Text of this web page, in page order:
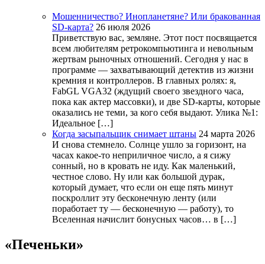
Мошенничество? Инопланетяне? Или бракованная
SD-карта? 26 июля 2026
Приветствую вас, земляне. Этот пост посвящается
всем любителям ретрокомпьютинга и невольным
жертвам рыночных отношений. Сегодня у нас в
программе — захватывающий детектив из жизни
кремния и контроллеров. В главных ролях: я,
FabGL VGA32 (ждущий своего звездного часа,
пока как актер массовки), и две SD-карты, которые
оказались не теми, за кого себя выдают. Улика №1:
Идеальное […]
Когда засыпальщик снимает штаны 24 марта 2026
И снова стемнело. Солнце ушло за горизонт, на
часах какое-то неприличное число, а я сижу
сонный, но в кровать не иду. Как маленький,
честное слово. Ну или как большой дурак,
который думает, что если он еще пять минут
поскроллит эту бесконечную ленту (или
поработает ту — бесконечную — работу), то
Вселенная начислит бонусных часов… в […]
«Печеньки»